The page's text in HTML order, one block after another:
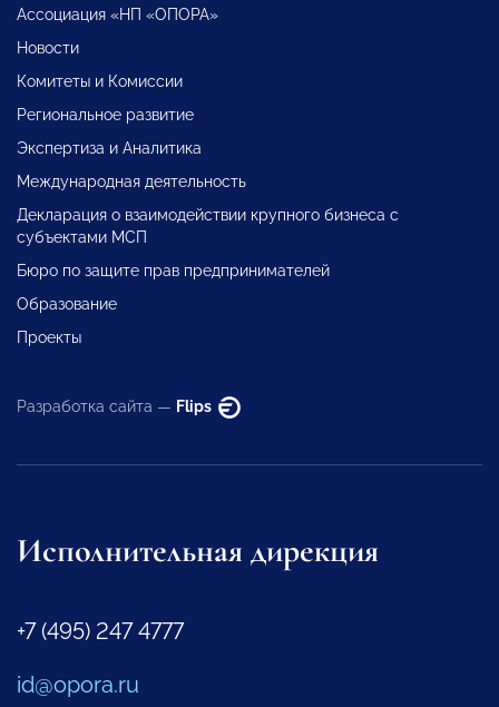
Ассоциация «НП «ОПОРА»
Новости
Комитеты и Комиссии
Региональное развитие
Экспертиза и Аналитика
Международная деятельность
Декларация о взаимодействии крупного бизнеса с
субъектами МСП
Бюро по защите прав предпринимателей
Образование
Проекты
Разработка сайта — Flips
Исполнительная дирекция
+7 (495) 247 4777
id@opora.ru